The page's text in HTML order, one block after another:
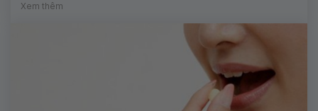
Xem thêm